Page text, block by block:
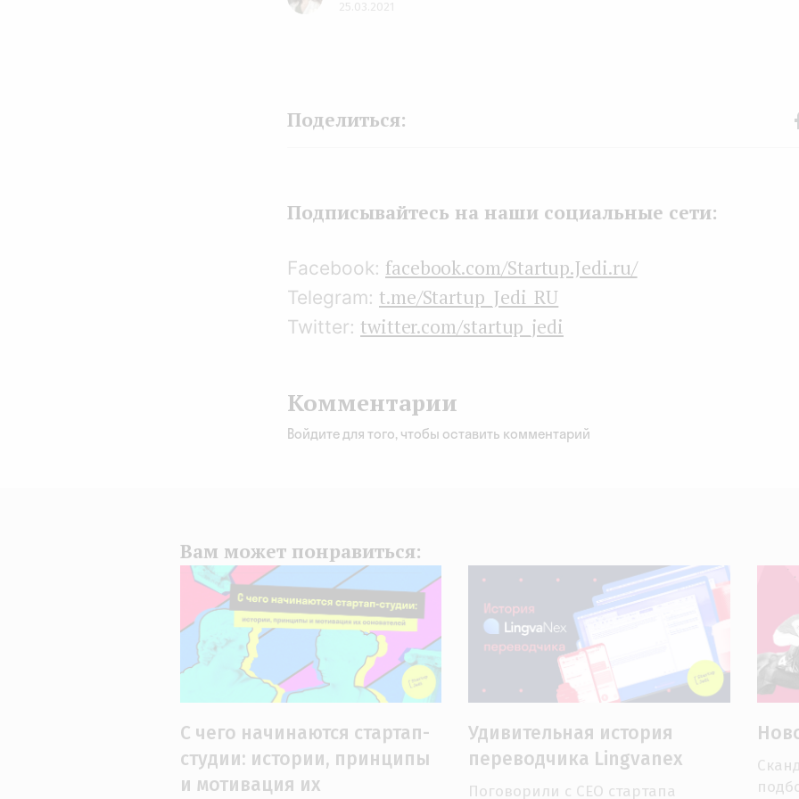
25.03.2021
Подписывайтесь на наши социальные сети:
Facebook: facebook.com/Startup.Jedi.ru/
Telegram: t.me/Startup_Jedi_RU
Twitter: twitter.com/startup_jedi
Комментарии
Войдите для того, чтобы оставить комментарий
Вам может понравиться:
С чего начинаются стартап-
студии: истории, принципы
и мотивация их
Удивительная история
переводчика Lingvanex
Поговорили с CEO стартапа